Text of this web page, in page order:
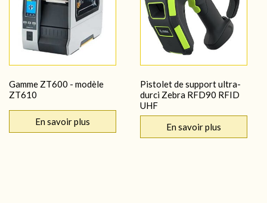
Gamme ZT600 - modèle
ZT610
En savoir plus
Pistolet de support ultra-
durci Zebra RFD90 RFID
UHF
En savoir plus